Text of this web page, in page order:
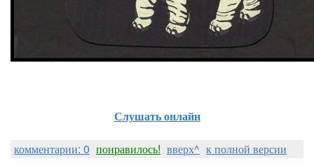
Слушать онлайн
комментарии: 0 понравилось! вверх^ к полной версии